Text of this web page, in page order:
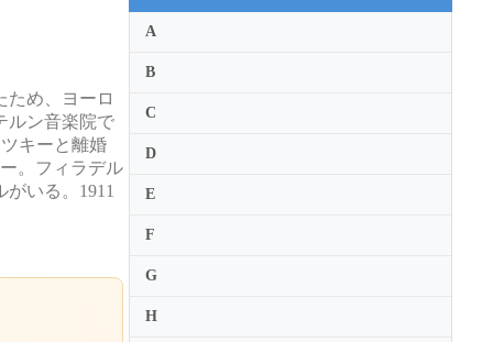
ため、ヨーロ
ルン音楽院で
キーと離婚
。フィラデル
いる。1911
A
B
C
D
E
F
G
H